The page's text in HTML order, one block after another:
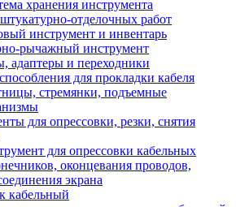
хранения инструмента
отделочных работ
инструмент и инвентарь
рычажный инструмент
адаптеры и переходники
для прокладки кабеля
стремянки, подъемные
для опрессовки, резки, снятия
для опрессовки кабельных
оконцевания проводов,
экрана
кабельный